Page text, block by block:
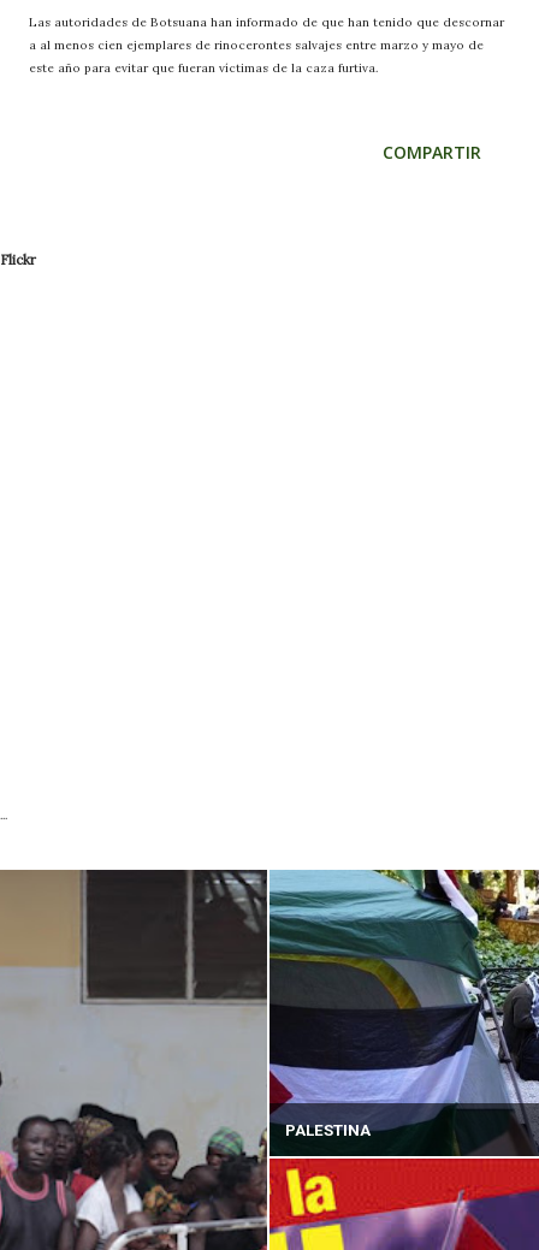
Las autoridades de Botsuana han informado de que han tenido que descornar
a al menos cien ejemplares de rinocerontes salvajes entre marzo y mayo de
este año para evitar que fueran víctimas de la caza furtiva.
COMPARTIR
Flickr
...
PALESTINA